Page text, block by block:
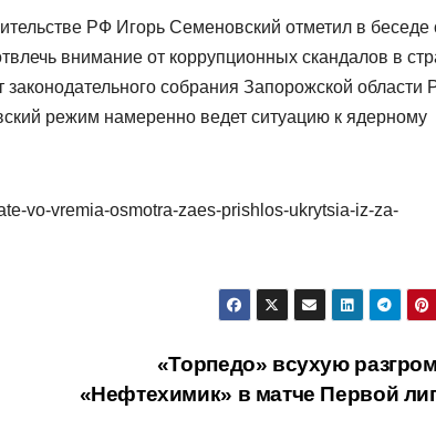
РФ Игорь Семеновский отметил в беседе
внимание от коррупционных скандалов в
собрания Запорожской области
режим намеренно ведет ситуацию к ядерному
vo-vremia-osmotra-zaes-prishlos-ukrytsia-iz-za-
«Торпедо» всухую
«Нефтехимик» в матче Первой